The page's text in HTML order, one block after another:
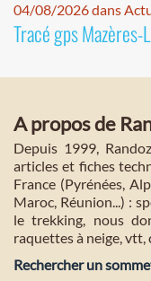
04/08/2026 dans
Tracé gps Mazères-
A propos de
Depuis 1999,
articles et fiches
France (Pyrénées,
Maroc, Réunion...) :
le trekking, nous
raquettes à neige, vtt,
Rechercher un